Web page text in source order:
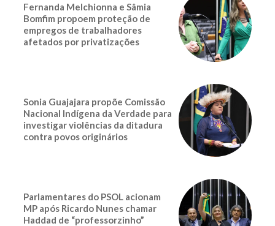
Fernanda Melchionna e Sâmia
Bomfim propoem proteção de
empregos de trabalhadores
afetados por privatizações
Sonia Guajajara propõe Comissão
Nacional Indígena da Verdade para
investigar violências da ditadura
contra povos originários
Parlamentares do PSOL acionam
MP após Ricardo Nunes chamar
Haddad de “professorzinho”